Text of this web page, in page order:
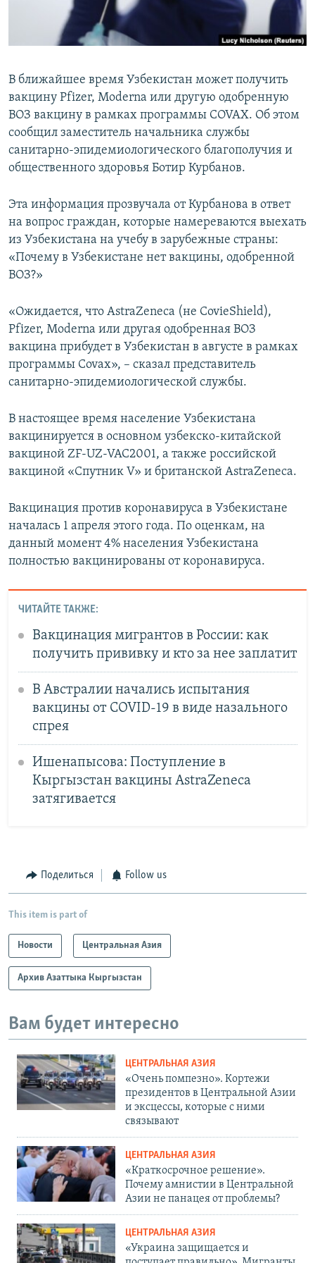
В ближайшее время Узбекистан может получить
вакцину Pfizer, Moderna или другую одобренную
ВОЗ вакцину в рамках программы COVAX. Об этом
сообщил заместитель начальника службы
санитарно-​эпидемиологического благополучия и
общественного здоровья Ботир Курбанов.
Эта информация прозвучала от Курбанова в ответ
на вопрос граждан, которые намереваются выехать
из Узбекистана на учебу в зарубежные страны:
«Почему в Узбекистане нет вакцины, одобренной
ВОЗ?»
«Ожидается, что AstraZeneca (не CovieShield),
Pfizer, Moderna или другая одобренная ВОЗ
вакцина прибудет в Узбекистан в августе в рамках
программы Covax», – сказал представитель
санитарно-эпидемиологической службы.
В настоящее время население Узбекистана
вакцинируется в основном узбекско-китайской
вакциной ZF-UZ-VAC2001, а также российской
вакциной «Спутник V» и британской AstraZeneca.
Вакцинация против коронавируса в Узбекистане
началась 1 апреля этого года. По оценкам, на
данный момент 4% населения Узбекистана
полностью вакцинированы от коронавируса.
ЧИТАЙТЕ ТАКЖЕ:
Вакцинация мигрантов в России: как
получить прививку и кто за нее заплатит
В Австралии начались испытания
вакцины от COVID-19 в виде назального
спрея
Ишенапысова: Поступление в
Кыргызстан вакцины AstraZeneca
затягивается
Поделиться Follow us
This item is part of
Новости Центральная Азия
Архив Азаттыка Кыргызстан
Вам будет интересно
ЦЕНТРАЛЬНАЯ АЗИЯ
«Очень помпезно». Кортежи
президентов в Центральной Азии
и эксцессы, которые с ними
связывают
ЦЕНТРАЛЬНАЯ АЗИЯ
«Краткосрочное решение».
Почему амнистии в Центральной
Азии не панацея от проблемы?
ЦЕНТРАЛЬНАЯ АЗИЯ
«Украина защищается и